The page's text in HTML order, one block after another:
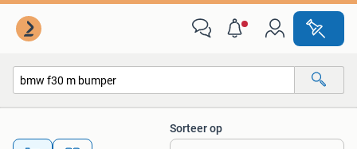
Sorteer op